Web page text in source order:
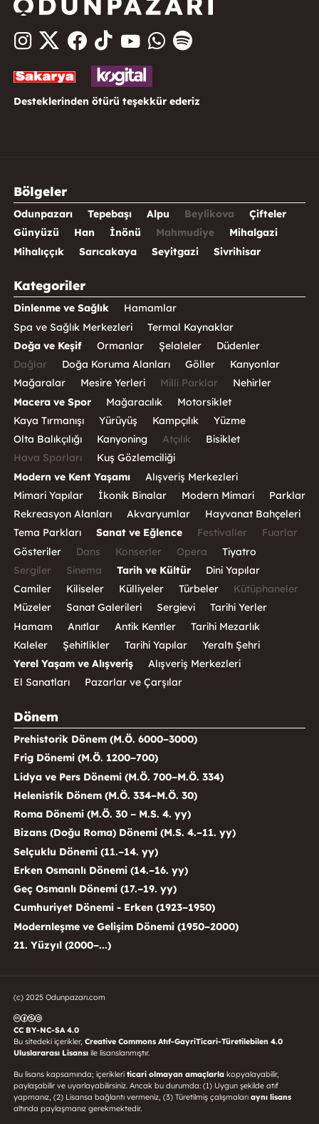
Desteklerinden ötürü teşekkür ederiz
Bölgeler
Odunpazarı Tepebaşı Alpu Beylikova
Çifteler
Günyüzü
Han İnönü Mahmudiye
Mihalgazi
Mihalıççık
Sarıcakaya Seyitgazi Sivrihisar
Kategoriler
Dinlenme ve Sağlık
Hamamlar
Spa ve Sağlık Merkezleri
Termal Kaynaklar
Doğa ve Keşif
Ormanlar Şelaleler
Düdenler
Dağlar
Doğa Koruma Alanları Göller
Kanyonlar
Mağaralar
Mesire Yerleri Milli Parklar
Nehirler
Macera ve Spor
Mağaracılık
Motorsiklet
Kaya Tırmanışı
Yürüyüş Kampçılık
Yüzme
Olta Balıkçılığı
Kanyoning Atçılık
Bisiklet
Hava Sporları
Kuş Gözlemciliği
Modern ve Kent Yaşamı
Alışveriş Merkezleri
Mimari Yapılar
İkonik Binalar Modern Mimari
Parklar
Rekreasyon Alanları
Akvaryumlar
Hayvanat Bahçeleri
Tema Parkları
Sanat ve Eğlence Festivaller
Fuarlar
Gösteriler
Dans Konserler Opera
Tiyatro
Sergiler
Sinema Tarih ve Kültür
Dini Yapılar
Camiler
Kiliseler Külliyeler Türbeler
Kütüphaneler
Müzeler
Sanat Galerileri Sergievi
Tarihi Yerler
Hamam
Anıtlar Antik Kentler
Tarihi Mezarlık
Kaleler
Şehitlikler Tarihi Yapılar
Yeraltı Şehri
Yerel Yaşam ve Alışveriş
Alışveriş Merkezleri
El Sanatları
Pazarlar ve Çarşılar
Dönem
Prehistorik Dönem (M.Ö. 6000–3000)
Frig Dönemi (M.Ö. 1200–700)
Lidya ve Pers Dönemi (M.Ö. 700–M.Ö. 334)
Helenistik Dönem (M.Ö. 334–M.Ö. 30)
Roma Dönemi (M.Ö. 30 – M.S. 4. yy)
Bizans (Doğu Roma) Dönemi (M.S. 4.–11. yy)
Selçuklu Dönemi (11.–14. yy)
Erken Osmanlı Dönemi (14.–16. yy)
Geç Osmanlı Dönemi (17.–19. yy)
Cumhuriyet Dönemi - Erken (1923–1950)
Modernleşme ve Gelişim Dönemi (1950–2000)
21. Yüzyıl (2000–...)
(c) 2025 Odunpazarı.com
CC BY-NC-SA 4.0
Bu sitedeki içerikler, Creative Commons Atıf-GayriTicari-Türetilebilen 4.0
Uluslararası Lisansı ile lisanslanmıştır.
Bu lisans kapsamında; içerikleri ticari olmayan amaçlarlakopyalayabilir,
paylaşabilir ve uyarlayabilirsiniz. Ancak bu durumda: (1) Uygun şekilde atıf
yapmanız, (2) Lisansa bağlantı vermeniz, (3) Türetilmiş çalışmaları aynı lisans
altında paylaşmanız gerekmektedir.